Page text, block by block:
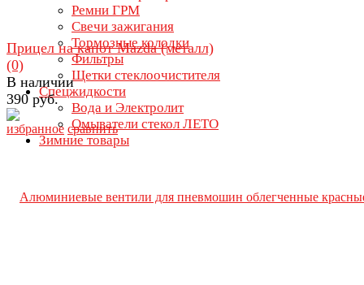
Ремни ГРМ
Свечи зажигания
Тормозные колодки
Фильтры
Щетки стеклоочистителя
Спецжидкости
Вода и Электролит
Омыватели стекол ЛЕТО
Зимние товары
избранное сравнить
Прицел на капот Mazda (металл)
(0)
В наличии
390 руб.